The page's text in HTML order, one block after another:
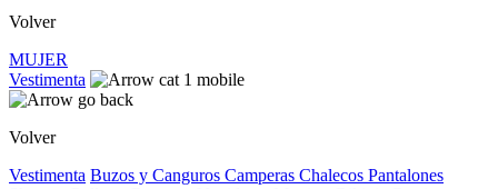
Volver
MUJER
Vestimenta
Volver
Vestimenta Buzos y Canguros Camperas Chalecos Pantalones